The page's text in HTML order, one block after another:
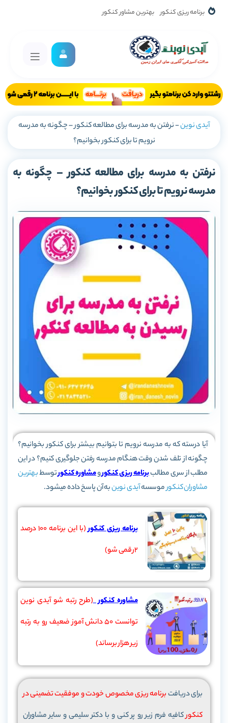
برنامه ریزی کنکور بهترین مشاور کنکور
آیدی نوین-نرفتن به مدرسه برای مطالعه کنکور – چگونه به مدرسه
نرویم تا برای کنکور بخوانیم؟
نرفتن به مدرسه برای مطالعه کنکور – چگونه به
مدرسه نرویم تا برای کنکور بخوانیم؟
آیا درسته که به مدرسه نرویم تا بتوانیم بیشتر برای کنکور بخوانیم؟
چگونه از تلف شدن وقت هنگام مدرسه رفتن جلوگیری کنیم؟در این
مطلب از سری مطالببرنامه ریزی کنکورومشاوره کنکورتوسطبهترین
مشاوران کنکورموسسهآیدی نوینبه آن پاسخ داده میشود.
برنامه ریزی کنکور
(با این برنامه 100 درصد
2رقمی شو)
مشاوره کنکور(طرح رتبه شو آیدی نوین
توانست 50 دانش آموز ضعیف رو به رتبه
زیر هزار برساند)
برای دریافتبرنامه ریزی مخصوص خودت و موفقیت تضمینی در
کنکورکافیه فرم زیر رو پر کنی و با دکتر سلیمی و سایر مشاوران